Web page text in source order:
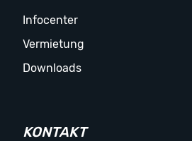
Infocenter
Vermietung
Downloads
KONTAKT